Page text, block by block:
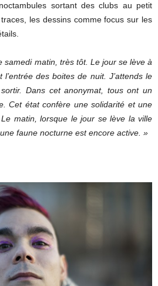
sortant des clubs au petit
les dessins comme focus sur les
samedi matin, très tôt. Le jour se lève à
des boites de nuit. J’attends le
Dans cet anonymat, tous ont un
Cet état confère une solidarité et une
matin, lorsque le jour se lève la ville
faune nocturne est encore active. »